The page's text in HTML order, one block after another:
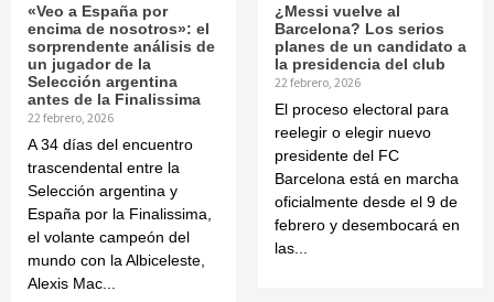
«Veo a España por
encima de nosotros»: el
sorprendente análisis de
un jugador de la
Selección argentina
antes de la Finalissima
22 febrero, 2026
A 34 días del encuentro
trascendental entre la
Selección argentina y
España por la Finalissima,
el volante campeón del
mundo con la Albiceleste,
Alexis Mac...
¿Messi vuelve al
Barcelona? Los serios
planes de un candidato a
la presidencia del club
22 febrero, 2026
El proceso electoral para
reelegir o elegir nuevo
presidente del FC
Barcelona está en marcha
oficialmente desde el 9 de
febrero y desembocará en
las...